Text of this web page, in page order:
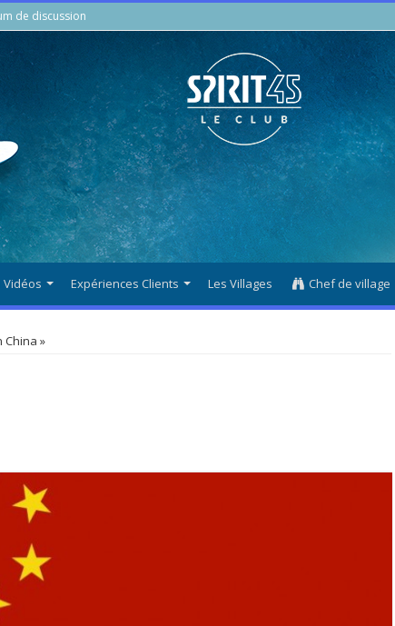
de discussion
Vidéos Expériences Clients Les Villages Chef de village
China »